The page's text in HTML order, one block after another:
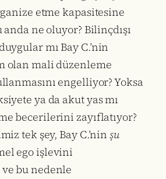
etme kapasitesine
ne oluyor? Bilinçdışı
mı Bay C.’nin
olan mali düzenleme
engelliyor? Yoksa
ya da akut yas mı
becerilerini zayıflatıyor?
tek şey, Bay C.’ninşu
ego işlevini
bu nedenle